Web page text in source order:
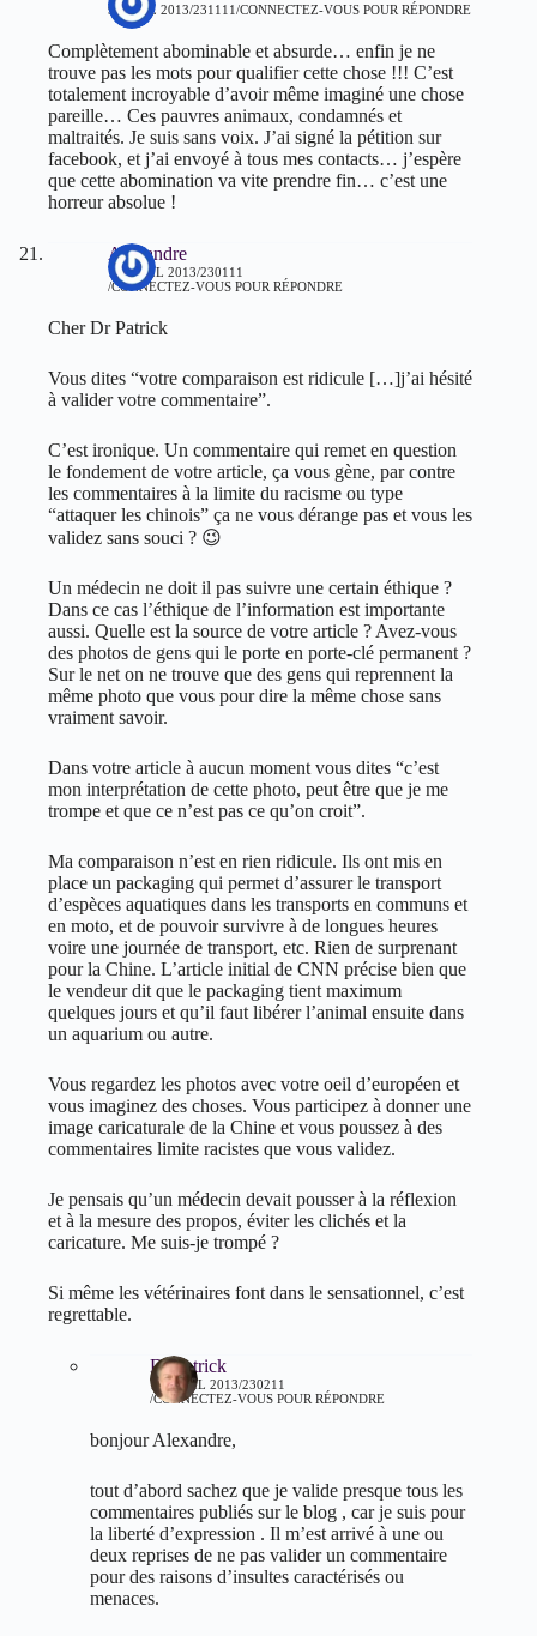
9 AVRIL 2013/231111 CONNECTEZ-VOUS POUR RÉPONDRE
Complètement abominable et absurde… enfin je ne
trouve pas les mots pour qualifier cette chose !!! C’est
totalement incroyable d’avoir même imaginé une chose
pareille… Ces pauvres animaux, condamnés et
maltraités. Je suis sans voix. J’ai signé la pétition sur
facebook, et j’ai envoyé à tous mes contacts… j’espère
que cette abomination va vite prendre fin… c’est une
horreur absolue !
Alexandre
10 AVRIL 2013/230111
CONNECTEZ-VOUS POUR RÉPONDRE
Cher Dr Patrick
Vous dites “votre comparaison est ridicule […]j’ai hésité
à valider votre commentaire”.
C’est ironique. Un commentaire qui remet en question
le fondement de votre article, ça vous gène, par contre
les commentaires à la limite du racisme ou type
“attaquer les chinois” ça ne vous dérange pas et vous les
validez sans souci ? 😉
Un médecin ne doit il pas suivre une certain éthique ?
Dans ce cas l’éthique de l’information est importante
aussi. Quelle est la source de votre article ? Avez-vous
des photos de gens qui le porte en porte-clé permanent ?
Sur le net on ne trouve que des gens qui reprennent la
même photo que vous pour dire la même chose sans
vraiment savoir.
Dans votre article à aucun moment vous dites “c’est
mon interprétation de cette photo, peut être que je me
trompe et que ce n’est pas ce qu’on croit”.
Ma comparaison n’est en rien ridicule. Ils ont mis en
place un packaging qui permet d’assurer le transport
d’espèces aquatiques dans les transports en communs et
en moto, et de pouvoir survivre à de longues heures
voire une journée de transport, etc. Rien de surprenant
pour la Chine. L’article initial de CNN précise bien que
le vendeur dit que le packaging tient maximum
quelques jours et qu’il faut libérer l’animal ensuite dans
un aquarium ou autre.
Vous regardez les photos avec votre oeil d’européen et
vous imaginez des choses. Vous participez à donner une
image caricaturale de la Chine et vous poussez à des
commentaires limite racistes que vous validez.
Je pensais qu’un médecin devait pousser à la réflexion
et à la mesure des propos, éviter les clichés et la
caricature. Me suis-je trompé ?
Si même les vétérinaires font dans le sensationnel, c’est
regrettable.
Dr patrick
11 AVRIL 2013/230211
CONNECTEZ-VOUS POUR RÉPONDRE
bonjour Alexandre,
tout d’abord sachez que je valide presque tous les
commentaires publiés sur le blog , car je suis pour
la liberté d’expression . Il m’est arrivé à une ou
deux reprises de ne pas valider un commentaire
pour des raisons d’insultes caractérisés ou
menaces.